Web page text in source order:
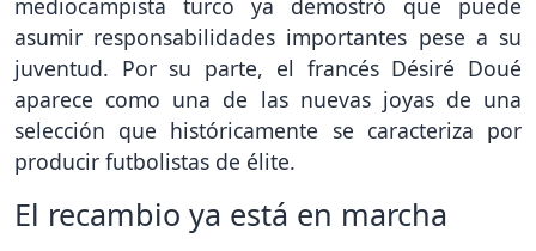
mediocampista turco ya demostró que puede
asumir responsabilidades importantes pese a su
juventud. Por su parte, el francés Désiré Doué
aparece como una de las nuevas joyas de una
selección que históricamente se caracteriza por
producir futbolistas de élite.
El recambio ya está en marcha